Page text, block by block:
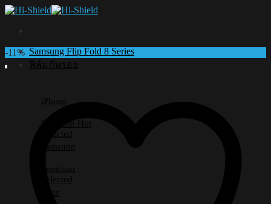
Skip
Samsung Flip Fold 8 Series
ฟิล์มกันรอย
iPhone
Premium
Selected
Samsung
Premium
Selected
Lens
-11%